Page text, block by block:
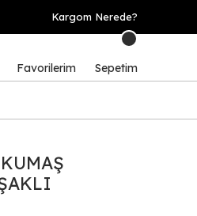
Kargom Nerede?
Favorilerim Sepetim